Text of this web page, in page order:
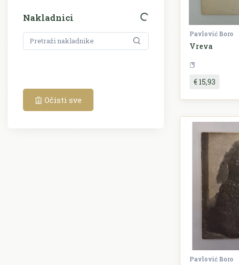
Nakladnici
Očisti sve
Pavlović Boro
Vreva
€ 15,93
Pavlović Boro